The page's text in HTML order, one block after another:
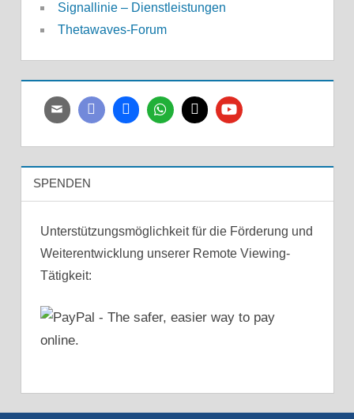
Signallinie – Dienstleistungen
Thetawaves-Forum
SPENDEN
Unterstützungsmöglichkeit für die Förderung und
Weiterentwicklung unserer Remote Viewing-
Tätigkeit: